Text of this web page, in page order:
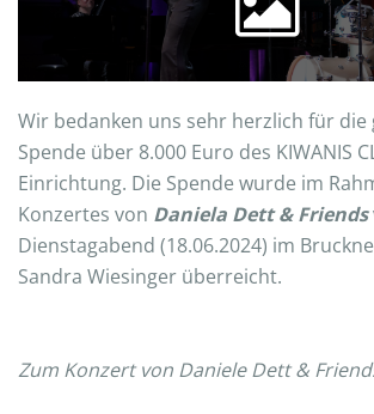
Wir bedanken uns sehr herzlich für die
Spende über 8.000 Euro des KIWANIS
Einrichtung. Die Spende wurde im
Konzertes von Daniela Dett & Friends
Dienstagabend (18.06.2024) im
Sandra Wiesinger überreicht.
Zum Konzert von Daniele Dett &